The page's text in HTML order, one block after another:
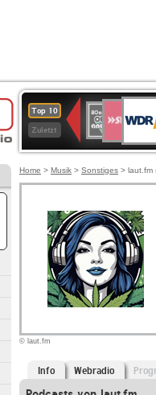
Top 10
Zuletzt
80er
90er
OLDIE
ANTENNE
4
2Baden-
Home > Musik > Sonstiges > laut.fm
© laut.fm
Info Webradio